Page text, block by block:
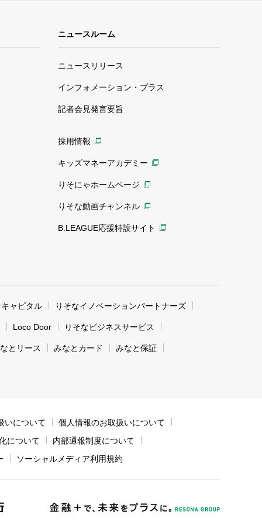
ニュースルーム
ニュースリリース
インフォメーション・プラス
記者会見発言要旨
採用情報
キッズマネーアカデミー
りそにゃホームページ
りそな動画チャンネル
B.LEAGUE応援特設サイト
ャピタル りそなイノベーションパートナーズ
Loco Door りそなビジネスサービス
とリース みなとカード みなと保証
いについて
個人情報のお取扱いについて
について
内部通報制度について
ソーシャルメディア利用規約